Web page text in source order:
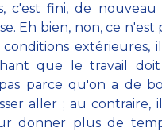
c'est fini, de nouveau
Eh bien, non, ce n'est
extérieures,
que le travail
parce qu'on a de
aller ; au contraire,
donner plus de